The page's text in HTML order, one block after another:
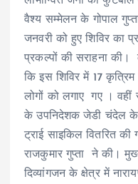
वैश्य सम्मेलन के गोपाल
जनवरी को हुए शिविर का
प्रकल्पों की सराहना की।
कि इस शिविर में 17 कृत्रिम
लोगों को लगाए गए । वहीं
के उपनिदेशक जेडी चंदेल के
ट्राई साइकिल वितरित की
राजकुमार गुप्ता ने की।
दिव्यांगजन के क्षेत्र में